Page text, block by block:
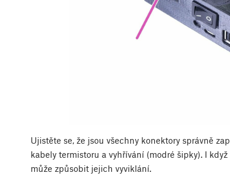
Ujistěte se, že jsou všechny konektory správně
kabely termistoru a vyhřívání (modré šipky). I
může způsobit jejich vyviklání.